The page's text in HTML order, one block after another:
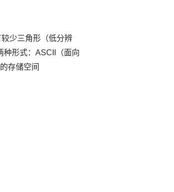
少三角形（低分辨
种形式：ASCII（面向
存储空间